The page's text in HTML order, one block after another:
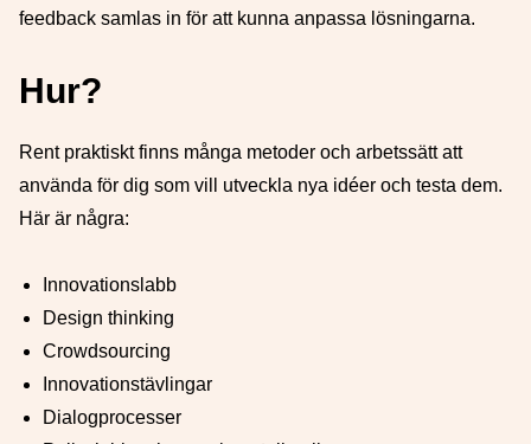
feedback samlas in för att kunna anpassa lösningarna.
Hur?
Rent praktiskt finns många metoder och arbetssätt att
använda för dig som vill utveckla nya idéer och testa dem.
Här är några:
Innovationslabb
Design thinking
Crowdsourcing
Innovationstävlingar
Dialogprocesser